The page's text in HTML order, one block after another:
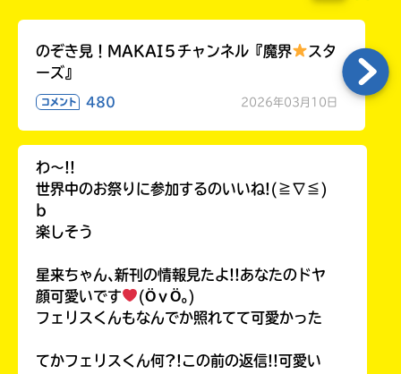
のぞき見！MAKAI５チャンネル『魔界
スタ
ーズ』
コメント 480 2026年03月10日
わ〜!!
世界中のお祭りに参加するのいいね!(≧∇≦)
b
楽しそう
星来ちゃん､新刊の情報見たよ!!あなたのドヤ
顔可愛いです
(ӦｖӦ｡)
フェリスくんもなんでか照れてて可愛かった
てかフェリスくん何?!この前の返信!!可愛い